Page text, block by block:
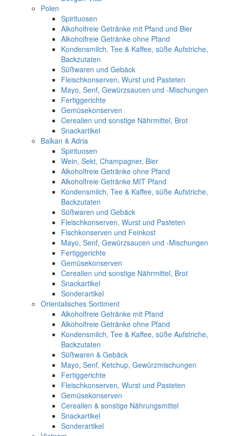
Polen
Spirituosen
Alkoholfreie Getränke mit Pfand und Bier
Alkoholfreie Getränke ohne Pfand
Kondensmilch, Tee & Kaffee, süße Aufstriche,
Backzutaten
Süßwaren und Gebäck
Fleischkonserven, Wurst und Pasteten
Mayo, Senf, Gewürzsaucen und -Mischungen
Fertiggerichte
Gemüsekonserven
Cerealien und sonstige Nährmittel, Brot
Snackartikel
Balkan & Adria
Spirituosen
Wein, Sekt, Champagner, Bier
Alkoholfreie Getränke ohne Pfand
Alkoholfreie Getränke MIT Pfand
Kondensmilch, Tee & Kaffee, süße Aufstriche,
Backzutaten
Süßwaren und Gebäck
Fleischkonserven, Wurst und Pasteten
Fischkonserven und Feinkost
Mayo, Senf, Gewürzsaucen und -Mischungen
Fertiggerichte
Gemüsekonserven
Cerealien und sonstige Nährmittel, Brot
Snackartikel
Sonderartikel
Orientalisches Sortiment
Alkoholfreie Getränke mit Pfand
Alkoholfreie Getränke ohne Pfand
Kondensmilch, Tee & Kaffee, süße Aufstriche,
Backzutaten
Süßwaren & Gebäck
Mayo, Senf, Ketchup, Gewürzmischungen
Fertiggerichte
Fleischkonserven, Wurst und Pasteten
Gemüsekonserven
Cerealien & sonstige Nährungsmittel
Snackartikel
Sonderartikel